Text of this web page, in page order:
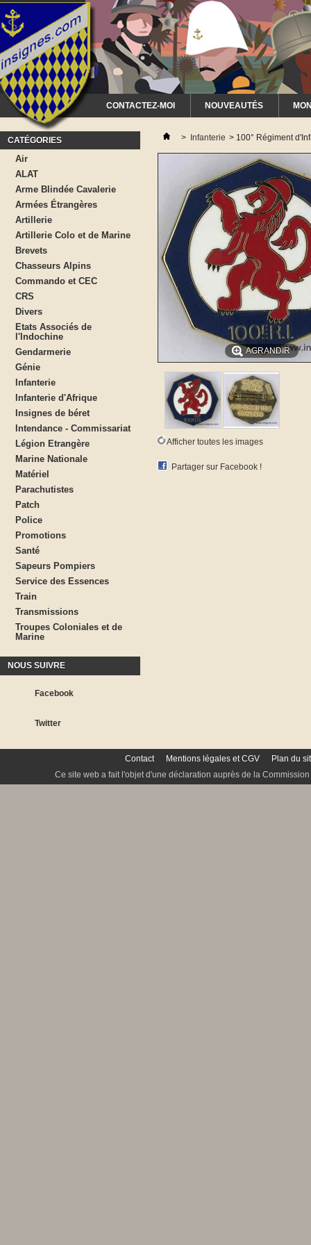
CONTACTEZ-MOI NOUVEAUTÉS
CATÉGORIES
Air
ALAT
Arme Blindée Cavalerie
Armées Étrangères
Artillerie
Artillerie Colo et de Marine
Brevets
Chasseurs Alpins
Commando et CEC
CRS
Divers
Etats Associés de
l'Indochine
Gendarmerie
Génie
Infanterie
Infanterie d'Afrique
Insignes de béret
Intendance - Commissariat
Légion Etrangère
Marine Nationale
Matériel
Parachutistes
Patch
Police
Promotions
Santé
Sapeurs Pompiers
Service des Essences
Train
Transmissions
Troupes Coloniales et de
Marine
NOUS SUIVRE
Facebook
Twitter
> Infanterie > 100° Régiment
AGRANDIR
Afficher toutes les images
Partager sur Facebook !
Contact Mentions légales et CGV
Plan du
Ce site web a fait l'objet d'une déclaration auprès de la